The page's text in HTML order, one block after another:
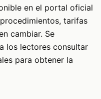
en el portal oficial
tarifas
cambiar. Se
los lectores consultar
para obtener la